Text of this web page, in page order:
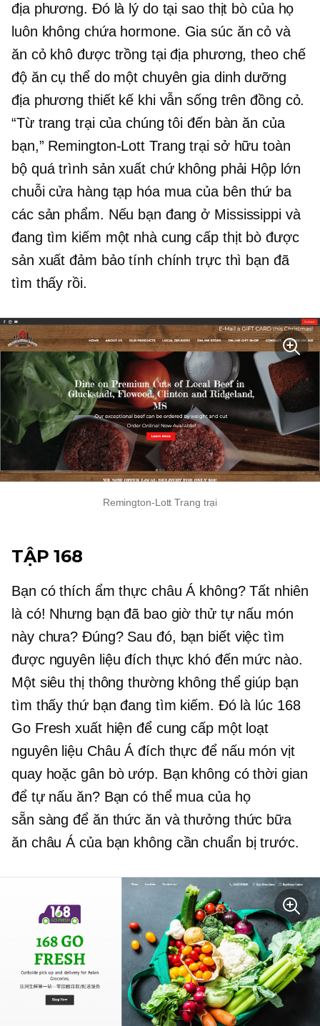
địa phương. Đó là lý do tại sao thịt bò của họ
luôn không chứa hormone. Gia súc ăn cỏ và
ăn cỏ khô được trồng tại địa phương, theo chế
độ ăn cụ thể do một chuyên gia dinh dưỡng
địa phương thiết kế khi vẫn sống trên đồng cỏ.
“Từ trang trại của chúng tôi đến bàn ăn của
bạn,” Remington-Lott Trang trại sở hữu toàn
bộ quá trình sản xuất chứ không phải Hộp lớn
chuỗi cửa hàng tạp hóa muacủa bên thứ ba
các sản phẩm. Nếu bạn đang ở Mississippi và
đang tìm kiếm một nhà cung cấp thịt bò được
sản xuất đảm bảo tính chính trực thì bạn đã
tìm thấy rồi.
Remington-Lott Trang trại
TẬP 168
Bạn có thích ẩm thực châu Á không? Tất nhiên
là có! Nhưng bạn đã bao giờ thử tự nấu món
này chưa? Đúng? Sau đó, bạn biết việc tìm
được nguyên liệu đích thực khó đến mức nào.
Một siêu thị thông thường không thể giúp bạn
tìm thấy thứ bạn đang tìm kiếm. Đó là lúc 168
Go Fresh xuất hiện để cung cấp một loạt
nguyên liệu Châu Á đích thực để nấu món vịt
quay hoặc gân bò ướp. Bạn không có thời gian
để tự nấu ăn? Bạn có thể mua của họ
sẵn sàng để ăn thức ăn và thưởng thức bữa
ăn châu Á của bạn không cần chuẩn bị trước.